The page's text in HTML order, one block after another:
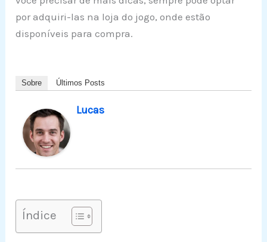
por adquiri-las na loja do jogo, onde estão
disponíveis para compra.
Sobre Últimos Posts
Lucas
Índice